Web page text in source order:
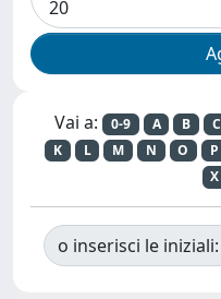
Vai a: 0-9 A B C
K
L M N O P
X
o inserisci le iniziali: